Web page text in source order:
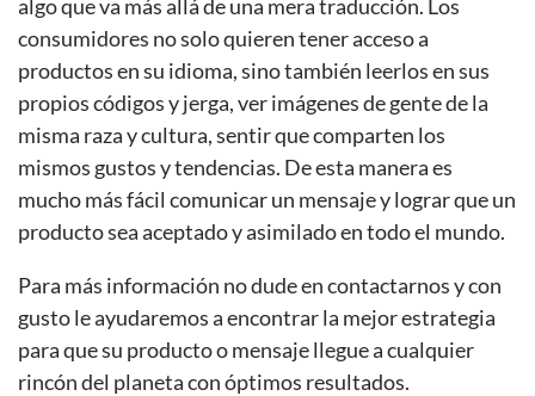
algo que va más allá de una mera traducción. Los
consumidores no solo quieren tener acceso a
productos en su idioma, sino también leerlos en sus
propios códigos y jerga, ver imágenes de gente de la
misma raza y cultura, sentir que comparten los
mismos gustos y tendencias. De esta manera es
mucho más fácil comunicar un mensaje y lograr que un
producto sea aceptado y asimilado en todo el mundo.
Para más información no dude en contactarnos y con
gusto le ayudaremos a encontrar la mejor estrategia
para que su producto o mensaje llegue a cualquier
rincón del planeta con óptimos resultados.